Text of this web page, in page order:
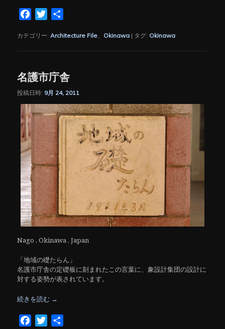
FacebookTwitter
カテゴリー: Architecture File、 Okinawa | タグ: Okinawa
名護市庁舎
投稿日時: 9月 24, 2011
Nago , Okinawa , Japan
「地域の礎たらん」
名護市庁舎の定礎板に刻まれたこの言葉に、象設計集団の設計に
対する姿勢が表されています。
続きを読む →
FacebookTwitter